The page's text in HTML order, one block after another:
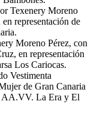
Texenery Moreno
representación de
Moreno Pérez, con
en representación
Los Cariocas.
Vestimenta
de Gran Canaria
AA.VV. La Era y El